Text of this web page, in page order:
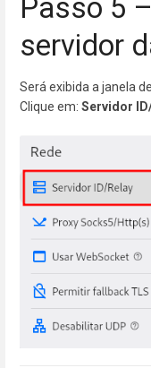
Passo 5
servidor
Será exibida a janela
Clique em: Servidor